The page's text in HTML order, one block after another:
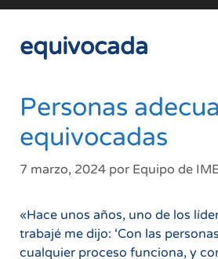
contenido
equivocada
Personas
equivocadas
7 marzo, 2024 por Equipo de
«Hace unos años, uno de los
trabajé me dijo: ‘Con las
cualquier proceso funciona, y